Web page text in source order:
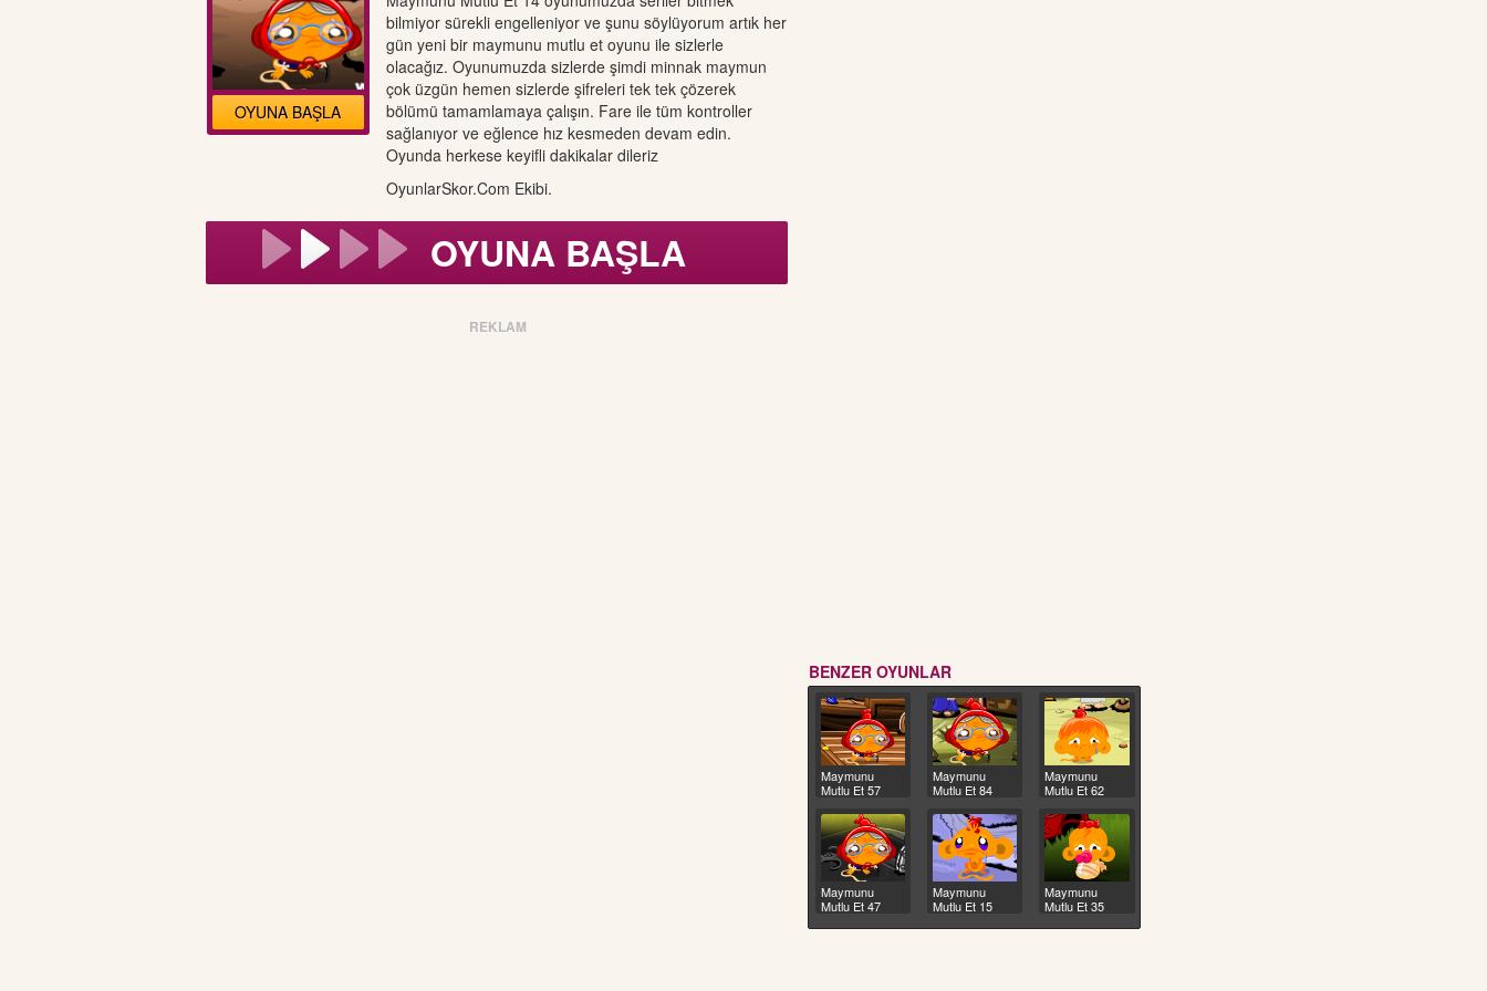
OYUNA BAŞLA
bilmiyor sürekli engelleniyor ve şunu söylüyorum artık her
gün yeni bir maymunu mutlu et oyunu ile sizlerle
olacağız. Oyunumuzda sizlerde şimdi minnak maymun
çok üzgün hemen sizlerde şifreleri tek tek çözerek
bölümü tamamlamaya çalışın. Fare ile tüm kontroller
sağlanıyor ve eğlence hız kesmeden devam edin.
Oyunda herkese keyifli dakikalar dileriz
OyunlarSkor.Com Ekibi.
OYUNA BAŞLA
REKLAM
BENZER OYUNLAR
Maymunu
Mutlu Et 57
Maymunu
Mutlu Et 84
Maymunu
Mutlu Et 62
Maymunu
Mutlu Et 47
Maymunu
Mutlu Et 15
Maymunu
Mutlu Et 35